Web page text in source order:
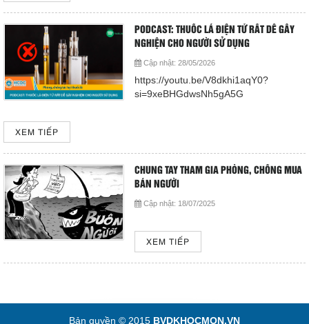
PODCAST: THUỐC LÁ ĐIỆN TỬ RẤT DỄ GÂY
NGHIỆN CHO NGƯỜI SỬ DỤNG
Cập nhật: 28/05/2026
https://youtu.be/V8dkhi1aqY0?
si=9xeBHGdwsNh5gA5G
XEM TIẾP
CHUNG TAY THAM GIA PHÒNG, CHỐNG MUA
BÁN NGƯỜI
Cập nhật: 18/07/2025
XEM TIẾP
Bản quyền © 2015 BVDKHOCMON.VN
Cấp cứu (24/24)
(08) 3710 1445
Email
bvdkhocmon@gmail.com
COPYRIGHT 2015. ALL RIGHTS RESERVED